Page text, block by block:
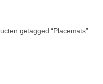
getagged “Placemats”